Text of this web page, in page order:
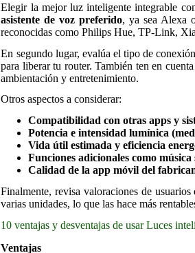
Elegir la mejor luz inteligente integrable
asistente de voz preferido, ya sea Alexa
reconocidas como Philips Hue, TP-Link,
En segundo lugar, evalúa el tipo de
para liberar tu router. También ten en
ambientación y entretenimiento.
Otros aspectos a considerar:
Compatibilidad con otras apps y
Potencia e intensidad lumínica
Vida útil estimada y eficiencia
Funciones adicionales como
Calidad de la app móvil del
Finalmente, revisa valoraciones de
varias unidades, lo que las hace más
10 ventajas y desventajas de usar Luces
Ventajas